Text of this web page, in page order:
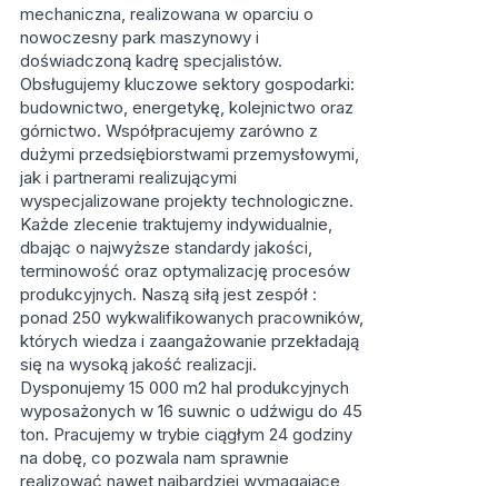
mechaniczna, realizowana w oparciu o
nowoczesny park maszynowy i
doświadczoną kadrę specjalistów.
Obsługujemy kluczowe sektory gospodarki:
budownictwo, energetykę, kolejnictwo oraz
górnictwo. Współpracujemy zarówno z
dużymi przedsiębiorstwami przemysłowymi,
jak i partnerami realizującymi
wyspecjalizowane projekty technologiczne.
Każde zlecenie traktujemy indywidualnie,
dbając o najwyższe standardy jakości,
terminowość oraz optymalizację procesów
produkcyjnych. Naszą siłą jest zespół :
ponad 250 wykwalifikowanych pracowników,
których wiedza i zaangażowanie przekładają
się na wysoką jakość realizacji.
Dysponujemy 15 000 m2 hal produkcyjnych
wyposażonych w 16 suwnic o udźwigu do 45
ton. Pracujemy w trybie ciągłym 24 godziny
na dobę, co pozwala nam sprawnie
realizować nawet najbardziej wymagające